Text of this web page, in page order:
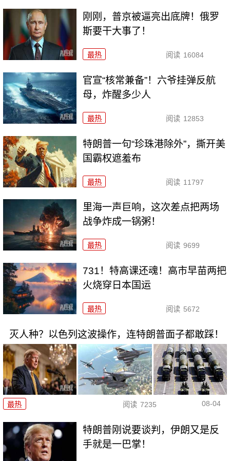
刚刚，普京被逼亮出底牌！俄罗
斯要干大事了！
最热 阅读 16084
官宣“核常兼备”！六爷挂弹反航
母，炸醒多少人
最热 阅读 12853
特朗普一句“珍珠港除外”，撕开美
国霸权遮羞布
最热 阅读 11797
里海一声巨响，这次差点把两场
战争炸成一锅粥！
最热 阅读 9699
731！特高课还魂！高市早苗两把
火烧穿日本国运
最热 阅读 5672
灭人种？以色列这波操作，连特朗普面子都敢踩！
最热 阅读 7235 08-04
特朗普刚说要谈判，伊朗又是反
手就是一巴掌！